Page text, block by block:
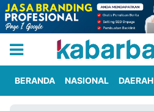
BERANDA NASIONAL DAERAH